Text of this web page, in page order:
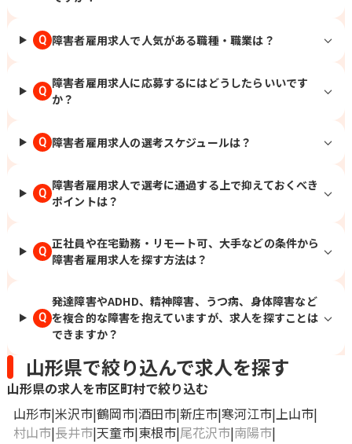
Q 障害者雇用求人で人気がある職種・職業は？
Q
障害者雇用求人に応募するにはどうしたらいいです
か？
Q 障害者雇用求人の選考スケジュールは？
Q
障害者雇用求人で選考に通過する上で抑えておくべき
ポイントは？
Q
正社員や在宅勤務・リモート可、大手などの条件から
障害者雇用求人を探す方法は？
Q
発達障害やADHD、精神障害、うつ病、身体障害など
を複合的な障害を抱えていますが、求人を探すことは
できますか？
山形県で絞り込んで求人を探す
山形県の求人を市区町村で絞り込む
山形市 米沢市 鶴岡市 酒田市 新庄市 寒河江市 上山市
村山市 長井市 天童市 東根市 尾花沢市 南陽市